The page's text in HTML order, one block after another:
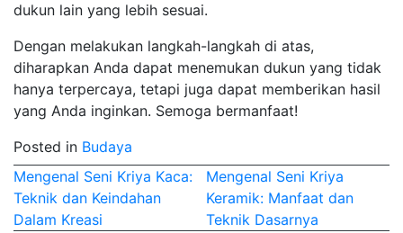
dukun lain yang lebih sesuai.
Dengan melakukan langkah-langkah di atas,
diharapkan Anda dapat menemukan dukun yang tidak
hanya terpercaya, tetapi juga dapat memberikan hasil
yang Anda inginkan. Semoga bermanfaat!
Posted in Budaya
Post
navigation
Mengenal Seni Kriya Kaca:
Teknik dan Keindahan
Dalam Kreasi
Mengenal Seni Kriya
Keramik: Manfaat dan
Teknik Dasarnya